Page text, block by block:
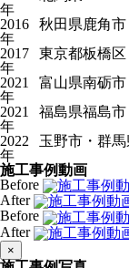
年
2016
年
秋田県鹿角市
2017
年
東京都板橋区
2021
年
富山県南砺市
2021
年
福島県福島市
2022
年
玉野市・群馬
施工事例動画
Before
After
Before
After
×